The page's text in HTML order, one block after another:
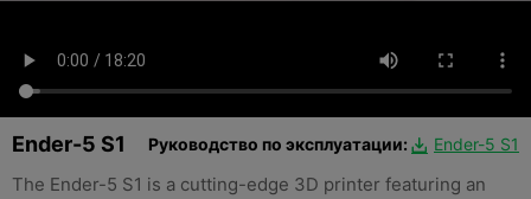
Ender-5 S1 Руководство по эксплуатации:  Ender-5 S1
The Ender-5 S1 is a cutting-edge 3D printer featuring an